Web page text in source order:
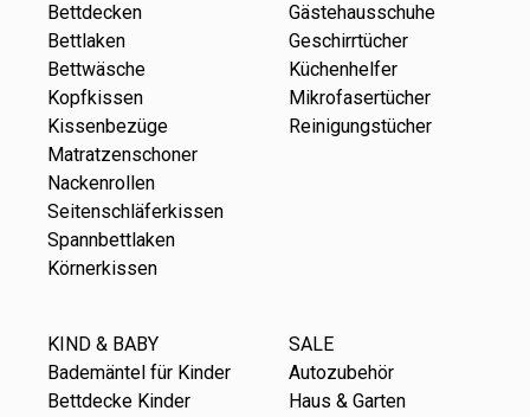
Bettdecken
Bettlaken
Bettwäsche
Kopfkissen
Kissenbezüge
Matratzenschoner
Nackenrollen
Seitenschläferkissen
Spannbettlaken
Körnerkissen
Gästehausschuhe
Geschirrtücher
Küchenhelfer
Mikrofasertücher
Reinigungstücher
KIND & BABY
Bademäntel für Kinder
Bettdecke Kinder
SALE
Autozubehör
Haus & Garten